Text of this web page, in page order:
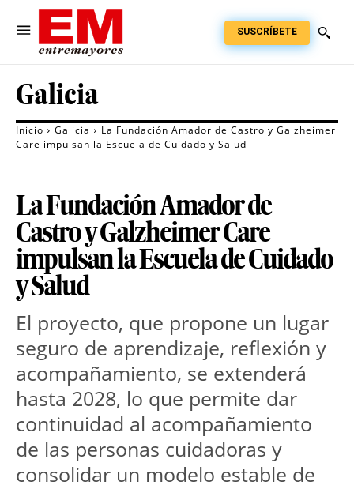
SUSCRÍBETE
Galicia
Inicio Galicia
La Fundación Amador de Castro y Galzheimer
Care impulsan la Escuela de Cuidado y Salud
La Fundación Amador de
Castro y Galzheimer Care
impulsan la Escuela de Cuidado
y Salud
El proyecto, que propone un lugar
seguro de aprendizaje, reflexión y
acompañamiento, se extenderá
hasta 2028, lo que permite dar
continuidad al acompañamiento
de las personas cuidadoras y
consolidar un modelo estable de